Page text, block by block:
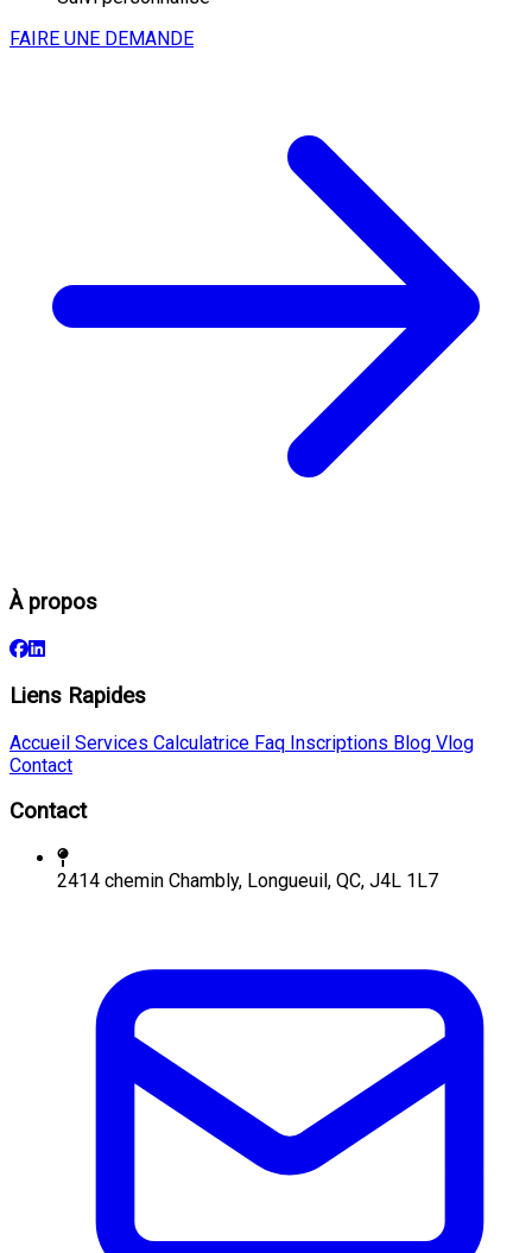
FAIRE UNE DEMANDE
À propos
Liens Rapides
Accueil Services Calculatrice Faq Inscriptions Blog Vlog
Contact
Contact
2414 chemin Chambly, Longueuil, QC, J4L 1L7